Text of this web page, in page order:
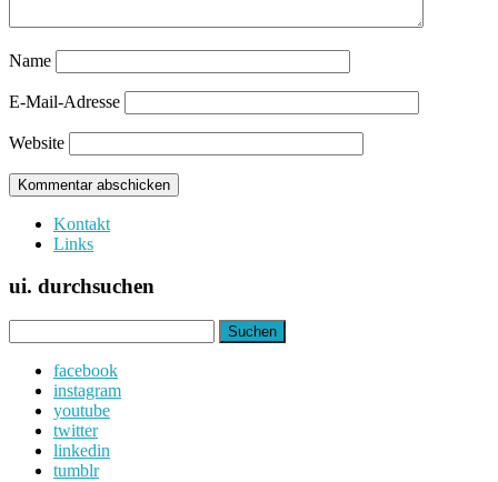
Name
E-Mail-Adresse
Website
Kontakt
Links
ui. durchsuchen
nach:
facebook
instagram
youtube
twitter
linkedin
tumblr